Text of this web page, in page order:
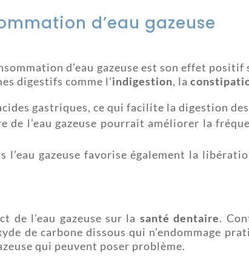
d’eau gazeuse
d’eau gazeuse est son effet
digestifs comme l’indigestion, la
gastriques, ce qui facilite la digestion
l’eau gazeuse pourrait améliorer la
l’eau gazeuse favorise également la
de l’eau gazeuse sur la santé dentaire.
de carbone dissous qui n’endommage
qui peuvent poser problème.